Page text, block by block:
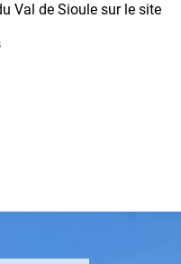
Val de Sioule sur le site